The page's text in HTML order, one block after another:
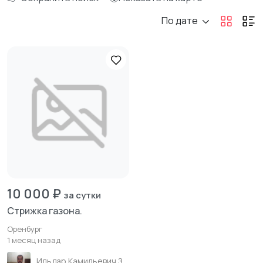
По дате
10 000 ₽ за сутки
Стрижка газона.
Оренбург
1 месяц назад